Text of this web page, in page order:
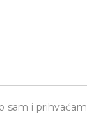
sam i prihvaćam